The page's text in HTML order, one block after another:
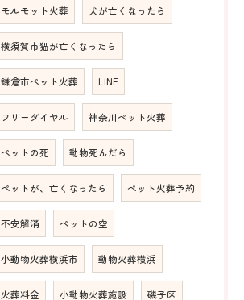
モルモット火葬 犬が亡くなったら
横須賀市猫が亡くなったら
鎌倉市ペット火葬 LINE
フリーダイヤル 神奈川ペット火葬
ペットの死 動物死んだら
ペットが、亡くなったら ペット火葬予約
不安解消 ペットの空
小動物火葬横浜市 動物火葬横浜
火葬料金 小動物火葬施設 磯子区